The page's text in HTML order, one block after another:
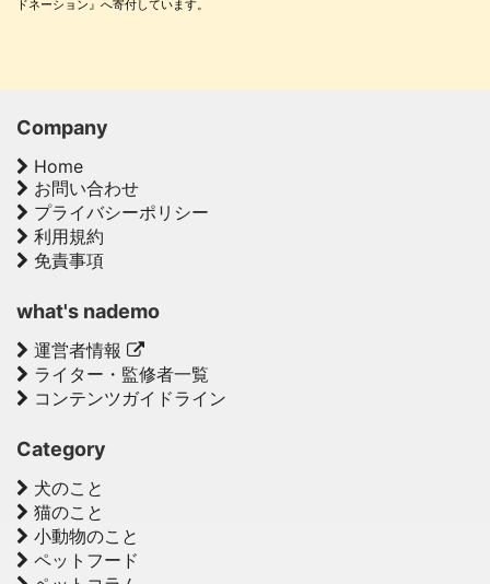
ドネーション』へ寄付しています。
Company
Home
お問い合わせ
プライバシーポリシー
利用規約
免責事項
what's nademo
運営者情報
ライター・監修者一覧
コンテンツガイドライン
Category
犬のこと
猫のこと
小動物のこと
ペットフード